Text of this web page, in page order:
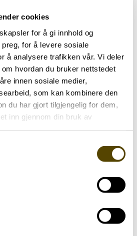
cookies
for å gi innhold og
for å levere sosiale
å analysere trafikken vår. Vi deler
hvordan du bruker nettstedet
innen sosiale medier,
som kan kombinere den
du har gjort tilgjengelig for dem,
inn gjennom din bruk av
som vanlig, på
etg. kl. 13. 00. Håper å se så
for det kan være godt å
i samme situasjon. Det vi deler,
blir onsdag 23.
sommer til de vi ikke
er ikke nødvendig.)